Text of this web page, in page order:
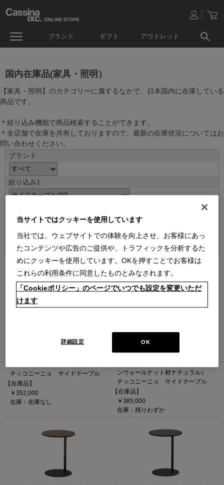
ブランド ギフト アウトレット
国内在庫品(家具・照明）
【家具・照明】のカテゴリーに属するなかで、日本国内に在庫している
商品です。
＊絞り込み機能で商品検索することができます。
＊全店舗で在庫を共有しておりますので、最新の在庫状況についてはお
問い合わせください。
並べ替え：
10件あります
834 CICOGNINO（アッシュ材BK）
チッコニーニョ サイドテーブル
【在庫品】
￥352,000
在庫：在庫なし
ールナット材NA）
ンウォールナット材ナチュラル）
チッコニーニョ サイドテーブル
【在庫品】
￥385,000
在庫：残りわずか
当サイトではクッキーを使用しています
当社では、ウェブサイトでの体験を向上させ、お客様にあっ
たコンテンツや広告のご提供や、トラフィックを分析するた
めにクッキーを使用しています。OKを押すことでお客様は
これらの利用条件に同意したものとみなされます。
「Cookieポリシー」のページでいつでも設定を変更いただ
けます
OK
詳細設定